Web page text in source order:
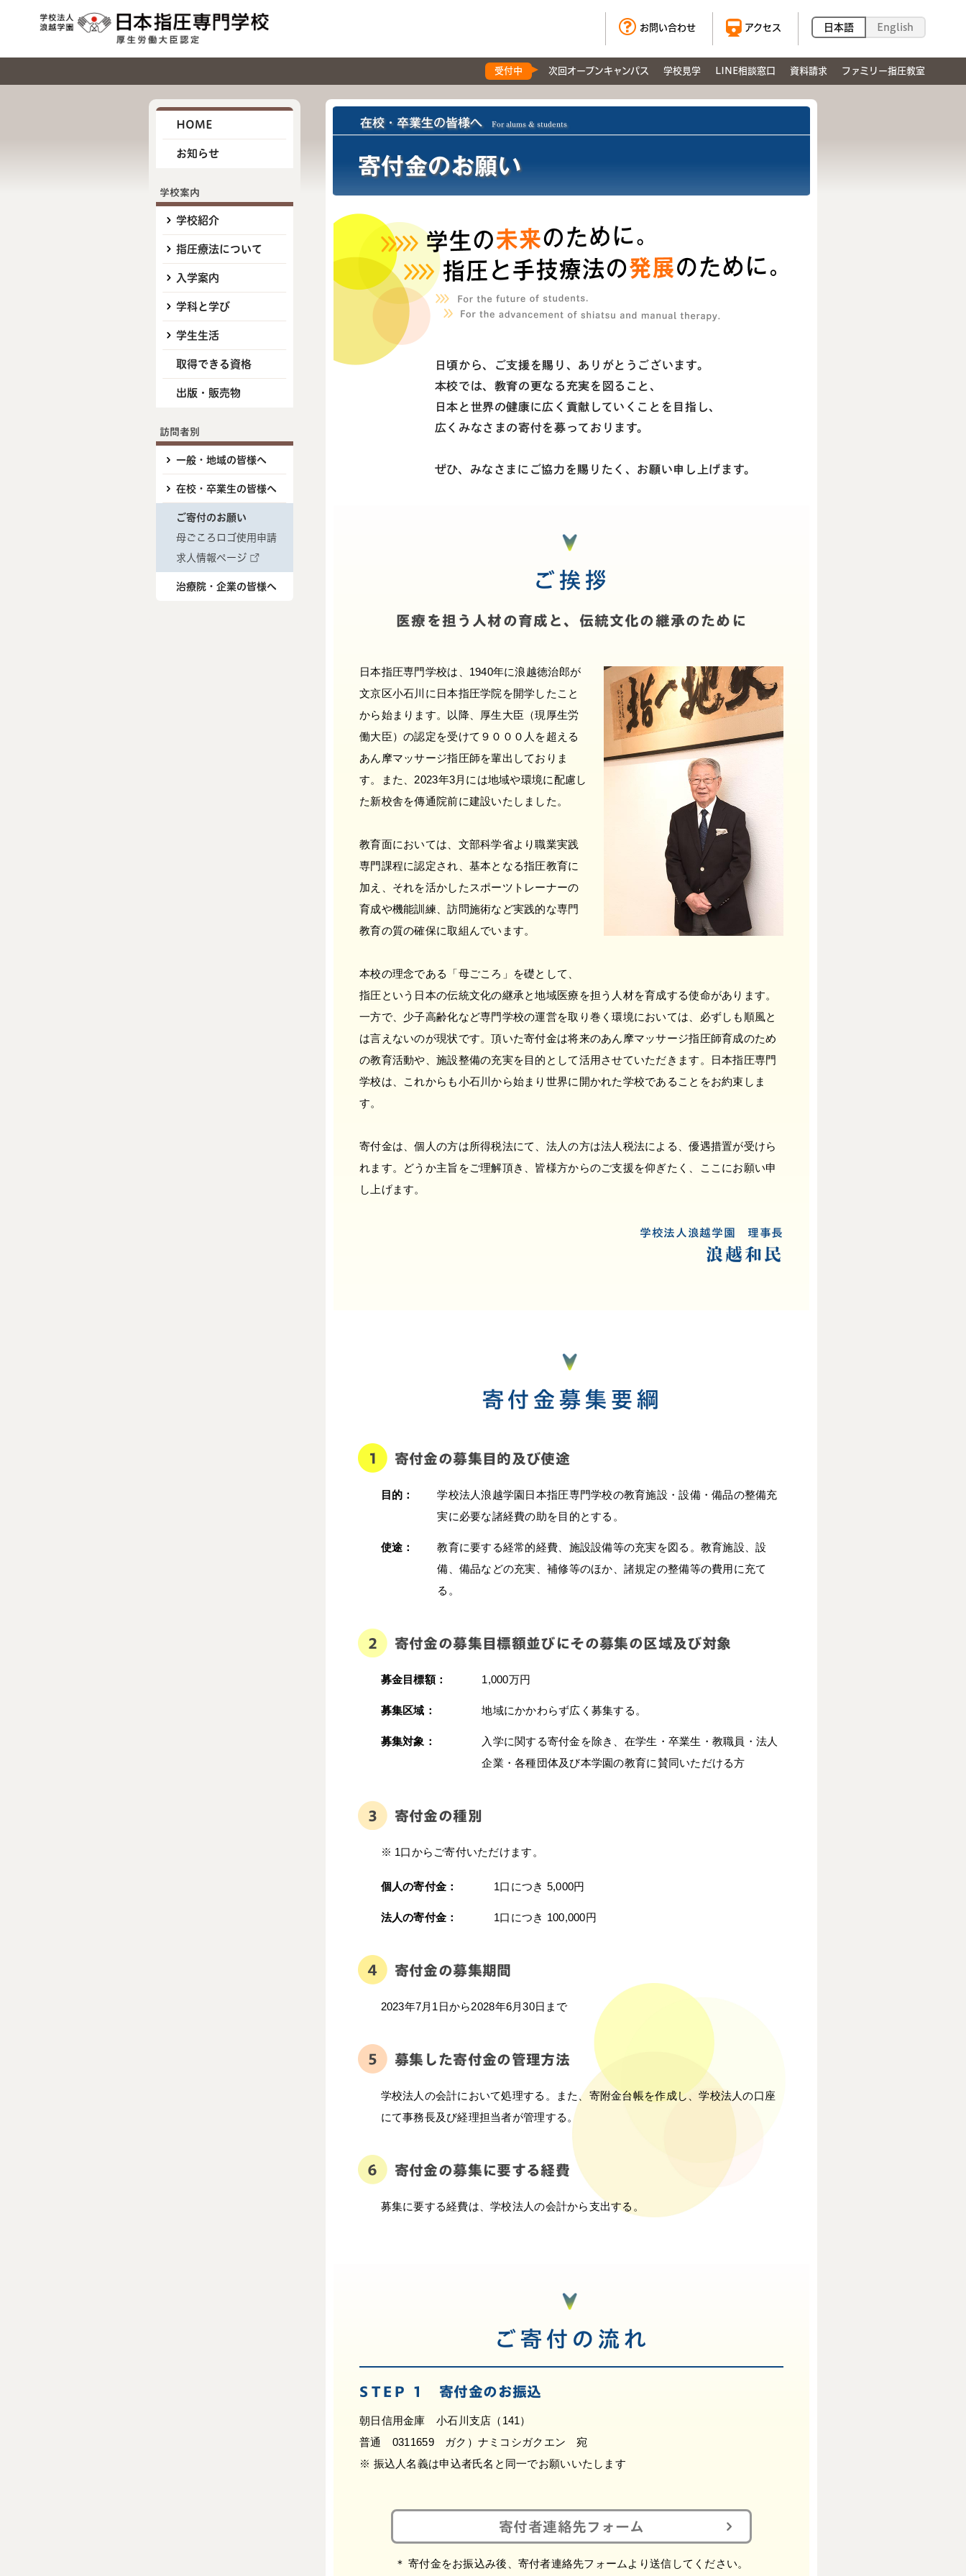
お問い合わせ アクセス 日本語 English
受付中 次回オープンキャンパス 学校見学 LINE相談窓口 資料請求 ファミリー指圧教室
HOME
お知らせ
学校案内
学校紹介
指圧療法について
入学案内
学科と学び
学生生活
取得できる資格
出版・販売物
訪問者別
一般・地域の皆様へ
在校・卒業生の皆様へ
ご寄付のお願い
母ごころロゴ使用申請
求人情報ページ
治療院・企業の皆様へ
在校・卒業生の皆様へ For alums & students
寄付金のお願い
日頃から、ご支援を賜り、ありがとうございます。
本校では、教育の更なる充実を図ること、
日本と世界の健康に広く貢献していくことを目指し、
広くみなさまの寄付を募っております。
ぜひ、みなさまにご協力を賜りたく、お願い申し上げます。
ご挨拶
医療を担う人材の育成と、 伝統文化の継承のために
日本指圧専門学校は、1940年に浪越徳治郎が
文京区小石川に日本指圧学院を開学したこと
から始まります。以降、厚生大臣（現厚生労
働大臣）の認定を受けて９０００人を超える
あん摩マッサージ指圧師を輩出しておりま
す。また、2023年3月には地域や環境に配慮し
た新校舎を傳通院前に建設いたしました。
教育面においては、文部科学省より職業実践
専門課程に認定され、基本となる指圧教育に
加え、それを活かしたスポーツトレーナーの
育成や機能訓練、訪問施術など実践的な専門
教育の質の確保に取組んでいます。
本校の理念である「母ごころ」を礎として、
指圧という日本の伝統文化の継承と地域医療を担う人材を育成する使命があります。
一方で、少子高齢化など専門学校の運営を取り巻く環境においては、必ずしも順風と
は言えないのが現状です。頂いた寄付金は将来のあん摩マッサージ指圧師育成のため
の教育活動や、施設整備の充実を目的として活用させていただきます。日本指圧専門
学校は、これからも小石川から始まり世界に開かれた学校であることをお約束しま
す。
寄付金は、個人の方は所得税法にて、法人の方は法人税法による、優遇措置が受けら
れます。どうか主旨をご理解頂き、皆様方からのご支援を仰ぎたく、ここにお願い申
し上げます。
学校法人浪越学園 理事長
浪越和民
寄付金募集要綱
寄付金の募集目的及び使途
目的：
学校法人浪越学園日本指圧専門学校の教育施設・設備・備品の整備充
実に必要な諸経費の助を目的とする。
使途：
教育に要する経常的経費、施設設備等の充実を図る。教育施設、設
備、備品などの充実、補修等のほか、諸規定の整備等の費用に充て
る。
寄付金の募集目標額並びにその募集の区域及び対象
募金目標額： 1,000万円
募集区域： 地域にかかわらず広く募集する。
募集対象：
入学に関する寄付金を除き、在学生・卒業生・教職員・法人
企業・各種団体及び本学園の教育に賛同いただける方
寄付金の種別
※ 1口からご寄付いただけます。
個人の寄付金： 1口につき 5,000円
法人の寄付金： 1口につき 100,000円
寄付金の募集期間
2023年7月1日から2028年6月30日まで
募集した寄付金の管理方法
学校法人の会計において処理する。また、寄附金台帳を作成し、学校法人の口座
にて事務長及び経理担当者が管理する。
寄付金の募集に要する経費
募集に要する経費は、学校法人の会計から支出する。
ご寄付の流れ
STEP 1 寄付金のお振込
朝日信用金庫 小石川支店（141）
普通 0311659 ガク）ナミコシガクエン 宛
※ 振込人名義は申込者氏名と同一でお願いいたします
寄付者連絡先フォーム
＊ 寄付金をお振込み後、 寄付者連絡先フォームより送信してください。